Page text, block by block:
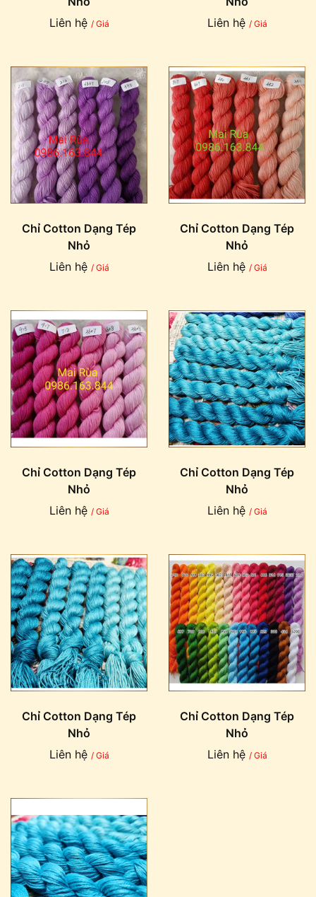
Liên hệ / Giá
Liên hệ / Giá
Chỉ Cotton Dạng Tép
Nhỏ
Liên hệ / Giá
Chỉ Cotton Dạng Tép
Nhỏ
Liên hệ / Giá
Chỉ Cotton Dạng Tép
Nhỏ
Liên hệ / Giá
Chỉ Cotton Dạng Tép
Nhỏ
Liên hệ / Giá
Chỉ Cotton Dạng Tép
Nhỏ
Liên hệ / Giá
Chỉ Cotton Dạng Tép
Nhỏ
Liên hệ / Giá